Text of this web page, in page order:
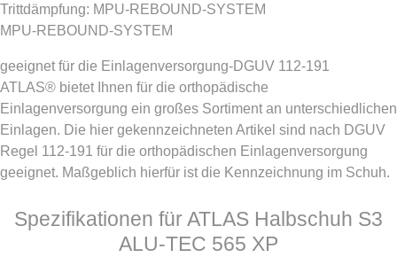
Trittdämpfung: MPU-REBOUND-SYSTEM
MPU-REBOUND-SYSTEM
geeignet für die Einlagenversorgung-DGUV 112-191
ATLAS® bietet Ihnen für die orthopädische
Einlagenversorgung ein großes Sortiment an unterschiedlichen
Einlagen. Die hier gekennzeichneten Artikel sind nach DGUV
Regel 112-191 für die orthopädischen Einlagenversorgung
geeignet. Maßgeblich hierfür ist die Kennzeichnung im Schuh.
Spezifikationen für ATLAS Halbschuh S3
ALU-TEC 565 XP